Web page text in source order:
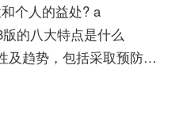
个人的益处? a
的八大特点是什么
iso9001中过程和产品的特性及趋势，包括采取预防措施的机会是啥意思